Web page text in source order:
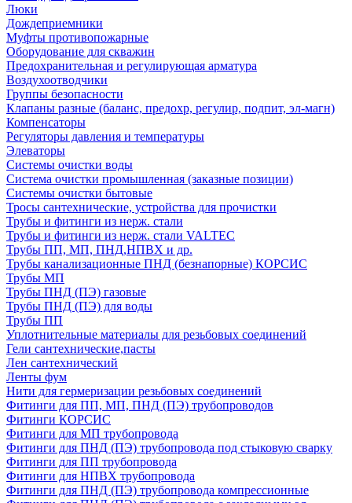
Люки
Дождеприемники
Муфты противопожарные
Оборудование для скважин
Предохранительная и регулирующая арматура
Воздухоотводчики
Группы безопасности
Клапаны разные (баланс, предохр, регулир, подпит, эл-магн)
Компенсаторы
Регуляторы давления и температуры
Элеваторы
Системы очистки воды
Система очистки промышленная (заказные позиции)
Системы очистки бытовые
Тросы сантехнические, устройства для прочистки
Трубы и фитинги из нерж. стали
Трубы и фитинги из нерж. стали VALTEC
Трубы ПП, МП, ПНД,НПВХ и др.
Трубы канализационные ПНД (безнапорные) КОРСИС
Трубы МП
Трубы ПНД (ПЭ) газовые
Трубы ПНД (ПЭ) для воды
Трубы ПП
Уплотнительные материалы для резьбовых соединений
Гели сантехнические,пасты
Лен сантехнический
Ленты фум
Нити для гермеризации резьбовых соединений
Фитинги для ПП, МП, ПНД (ПЭ) трубопроводов
Фитинги КОРСИС
Фитинги для МП трубопровода
Фитинги для ПНД (ПЭ) трубопровода под стыковую сварку
Фитинги для ПП трубопровода
Фитинги для НПВХ трубопровода
Фитинги для ПНД (ПЭ) трубопровода компрессионные